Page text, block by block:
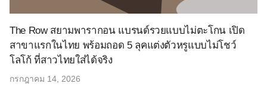
The Row สยามพารากอน แบรนด์รวยแบบไม่ตะโกน เปิด
สาขาแรกในไทย พร้อมถอด 5 ลุคแต่งตัวหรูแบบไม่โชว์
โลโก้ ที่สาวไทยใส่ได้จริง
กรกฎาคม 14, 2026